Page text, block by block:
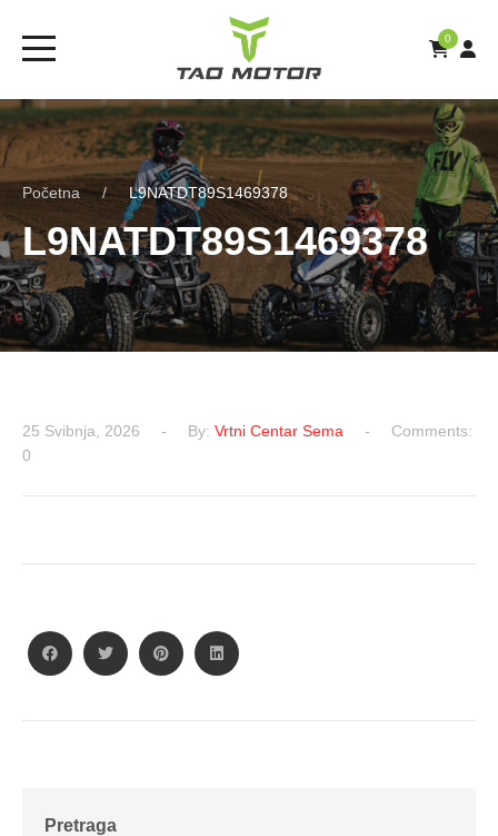
0
Početna L9NATDT89S1469378
L9NATDT89S1469378
25 Svibnja, 2026 By: Vrtni Centar Sema
Comments:
0
Pretraga